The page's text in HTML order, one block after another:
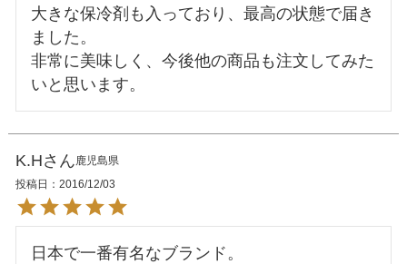
大きな保冷剤も入っており、最高の状態で届き
ました。
非常に美味しく、今後他の商品も注文してみた
K.H
鹿児島県
投稿日
2016/12/03
日本で一番有名なブランド。